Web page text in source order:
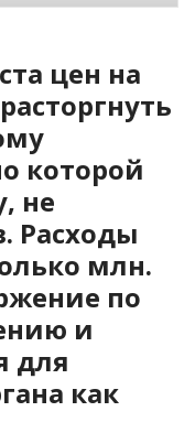
цен на
которой
не
Расходы
млн.
по
и
для
как